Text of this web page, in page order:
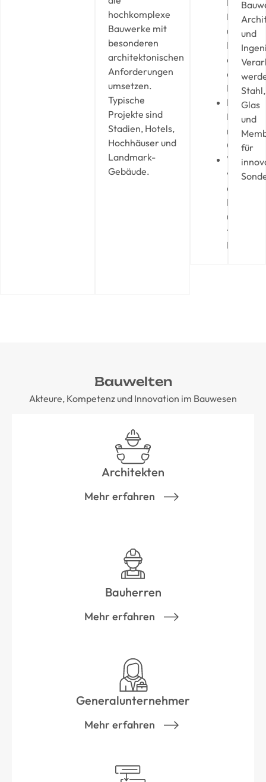
hochkomplexe
Bauwerke mit
besonderen
architektonischen
Anforderungen
umsetzen.
Typische
Projekte sind
Stadien, Hotels,
Hochhäuser und
Landmark-
Gebäude.
Design,
und
Montage
aus
einer
Hand
mit
von
Freiheit
und
Präzision
und
Stahl,
Glas
und
für
Bauwelten
Akteure, Kompetenz und Innovation im Bauwesen
Architekten
Mehr erfahren
Bauherren
Mehr erfahren
Generalunternehmer
Mehr erfahren